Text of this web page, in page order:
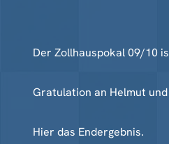
Der Zollhauspokal 09/10
Gratulation an Helmut
Hier das Endergebnis.